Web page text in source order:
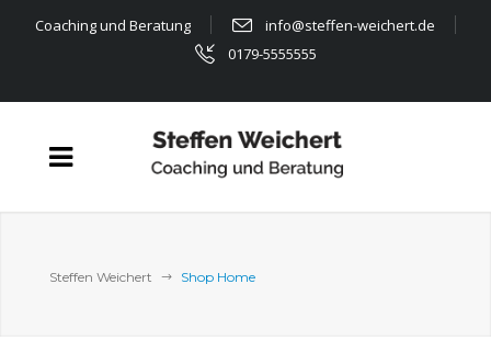
Coaching und Beratung
info@steffen-weichert.de
0179-5555555
Steffen Weichert Shop Home